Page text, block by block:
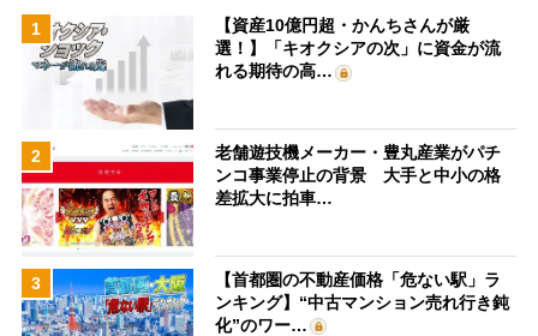
1
【資産10億円超・かんちさんが厳
選！】「キオクシアの次」に資金が流
れる期待の高…
2
老舗遊技機メーカー・豊丸産業がパチ
ンコ事業停止の背景 大手と中小の格
差拡大に拍車…
3
【首都圏の不動産価格「危ない駅」ラ
ンキング】“中古マンション売れ行き鈍
化”のワー…